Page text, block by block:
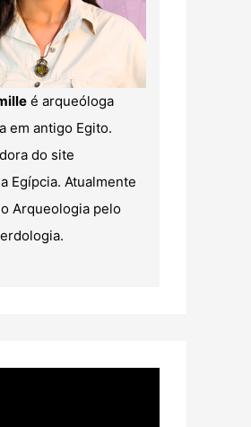
é arqueóloga
em antigo Egito.
do site
Egípcia. Atualmente
Arqueologia pelo